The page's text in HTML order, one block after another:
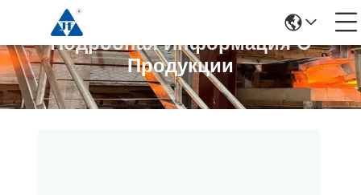
Подробная Информация О
Продукции